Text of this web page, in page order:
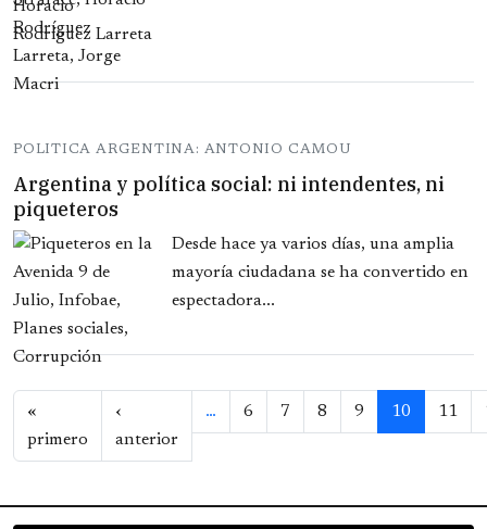
POLITICA ARGENTINA: ANTONIO CAMOU
Argentina y política social: ni intendentes, ni
piqueteros
Desde hace ya varios días, una amplia
mayoría ciudadana se ha convertido en
espectadora...
Paginación
«
primero Primera página
‹
anterior Página anterior
… 6 7 8 9 10 11